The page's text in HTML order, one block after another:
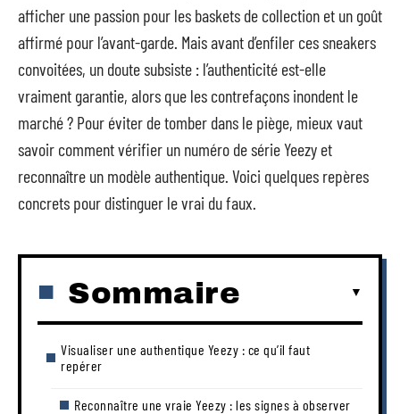
afficher une passion pour les baskets de collection et un goût
affirmé pour l’avant-garde. Mais avant d’enfiler ces sneakers
convoitées, un doute subsiste : l’authenticité est-elle
vraiment garantie, alors que les contrefaçons inondent le
marché ? Pour éviter de tomber dans le piège, mieux vaut
savoir comment vérifier un numéro de série Yeezy et
reconnaître un modèle authentique. Voici quelques repères
concrets pour distinguer le vrai du faux.
Sommaire
Visualiser une authentique Yeezy : ce qu’il faut
repérer
Reconnaître une vraie Yeezy : les signes à observer